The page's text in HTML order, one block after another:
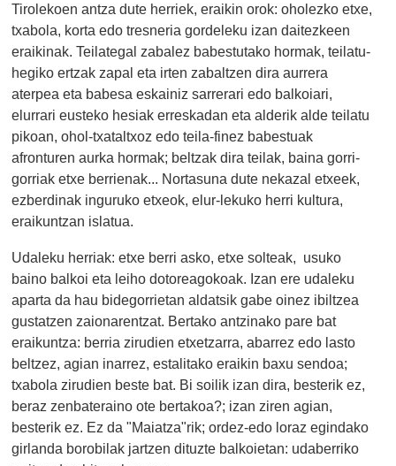
Tirolekoen antza dute herriek, eraikin orok: oholezko etxe,
txabola, korta edo tresneria gordeleku izan daitezkeen
eraikinak. Teilategal zabalez babestutako hormak, teilatu-
hegiko ertzak zapal eta irten zabaltzen dira aurrera
aterpea eta babesa eskainiz sarrerari edo balkoiari,
elurrari eusteko hesiak erreskadan eta alderik alde teilatu
pikoan, ohol-txataltxoz edo teila-finez babestuak
afronturen aurka hormak; beltzak dira teilak, baina gorri-
gorriak etxe berrienak... Nortasuna dute nekazal etxeek,
ezberdinak inguruko etxeok, elur-lekuko herri kultura,
eraikuntzan islatua.
Udaleku herriak: etxe berri asko, etxe solteak, usuko
baino balkoi eta leiho dotoreagokoak. Izan ere udaleku
aparta da hau bidegorrietan aldatsik gabe oinez ibiltzea
gustatzen zaionarentzat. Bertako antzinako pare bat
eraikuntza: berria zirudien etxetzarra, abarrez edo lasto
beltzez, agian inarrez, estalitako eraikin baxu sendoa;
txabola zirudien beste bat. Bi soilik izan dira, besterik ez,
beraz zenbateraino ote bertakoa?; izan ziren agian,
besterik ez. Ez da "Maiatza"rik; ordez-edo loraz egindako
girlanda borobilak jartzen dituzte balkoietan: udaberriko